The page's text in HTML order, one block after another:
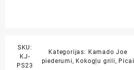
SKU:
KJ-
PS23
Kategorijas: Kamado Joe
piederumi, Kokogļu grili, Picai